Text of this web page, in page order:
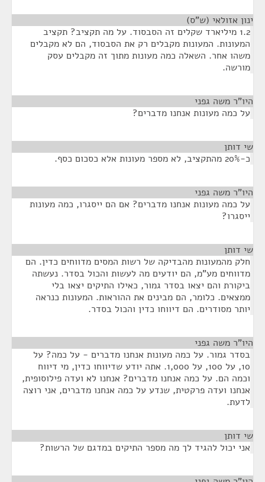
ינון אזולאי (ש"ס)
1.2 מיליארד שקלים זה הסבסוד. על מה תקציב? תקציב
המעונות. המעונות מקבלים רק את הסבסוד, הם לא מקבלים
משהו אחר. השאלה כמה מעונות מתוך זה מקבלים עסק
מורשה.
היו"ר משה גפני
על כמה מעונות אנחנו מדברים?
שי דותן
כ-20% מהתקציב, לא מספר מעונות אלא כסכום כסף.
היו"ר משה גפני
על כמה מעונות אנחנו מדברים? אם הם ייסגרו, כמה מעונות
ייסגרו?
שי דותן
חלק מהמעונות מהבדיקה של רשות המסים מדווחים כדין. הם
מדווחים מע"מ, הם יודעים מה לעשות והכול בסדר. נעשתה
ביקורת והם יצאו בסדר גמור, כאילו התיקים יצאו בלי
ממצאים. כלומר, הם מבינים את ההוראות. המעונות כנראה
יותר מסודרים. הם דיווחו כדין והכול בסדר.
היו"ר משה גפני
בסדר גמור. על כמה מעונות אנחנו מדברים - על כמה? על
10, על 100, על 1,000. אתה יודע שדיווחו כדין, מי דיווח
וכמה הם. על כמה אנחנו מדברים? אנחנו לא ועדה פילוסופית,
אנחנו ועדה פרקטית, שנדע על כמה אנחנו מדברים, אני רוצה
לדעת.
שי דותן
אני יכול להגיד לך מה מספר התיקים במדגם של הרשות?